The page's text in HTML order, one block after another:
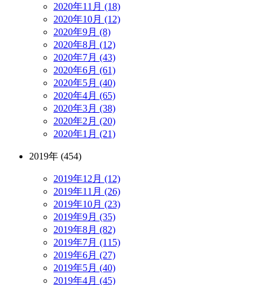
2020年11月 (18)
2020年10月 (12)
2020年9月 (8)
2020年8月 (12)
2020年7月 (43)
2020年6月 (61)
2020年5月 (40)
2020年4月 (65)
2020年3月 (38)
2020年2月 (20)
2020年1月 (21)
2019年 (454)
2019年12月 (12)
2019年11月 (26)
2019年10月 (23)
2019年9月 (35)
2019年8月 (82)
2019年7月 (115)
2019年6月 (27)
2019年5月 (40)
2019年4月 (45)